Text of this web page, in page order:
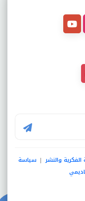
والنشر | سياسة